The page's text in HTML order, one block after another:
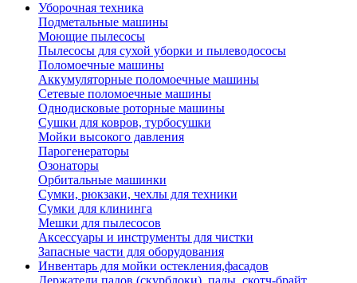
Уборочная техника
Подметальные машины
Моющие пылесосы
Пылесосы для сухой уборки и пылеводососы
Поломоечные машины
Аккумуляторные поломоечные машины
Сетевые поломоечные машины
Однодисковые роторные машины
Сушки для ковров, турбосушки
Мойки высокого давления
Парогенераторы
Озонаторы
Орбитальные машинки
Сумки, рюкзаки, чехлы для техники
Сумки для клининга
Мешки для пылесосов
Аксессуары и инструменты для чистки
Запасные части для оборудования
Инвентарь для мойки остекления,фасадов
Держатели падов (скурблоки), пады, скотч-брайт